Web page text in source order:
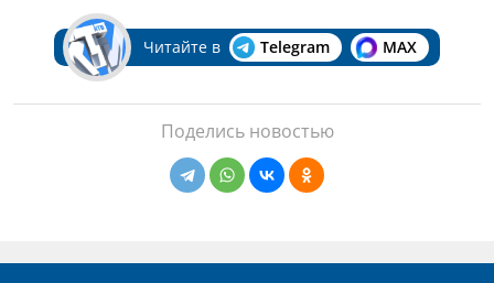
Читайте в Telegram MAX
Поделись новостью